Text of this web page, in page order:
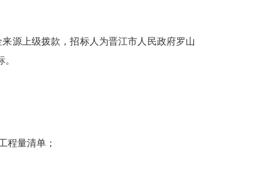
源上级拨款，招标人为晋江市人民政府罗山
程量清单；